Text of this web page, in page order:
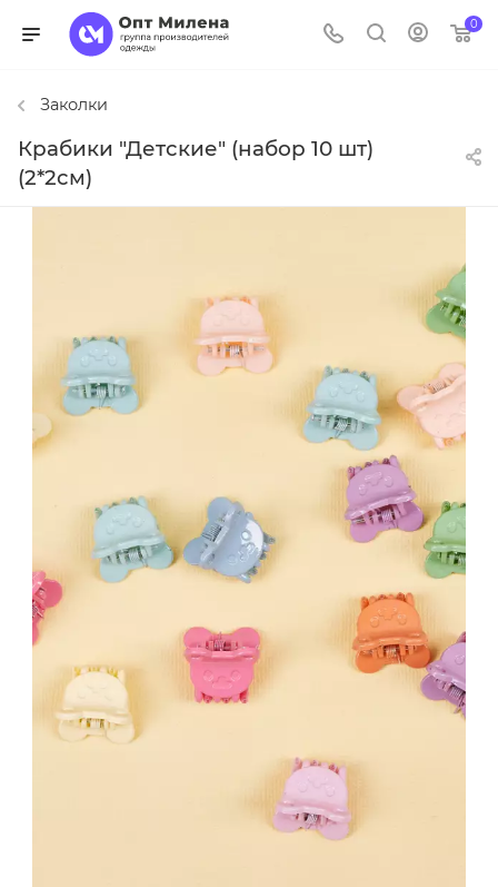
0
Заколки
Крабики "Детские" (набор 10 шт)
(2*2см)